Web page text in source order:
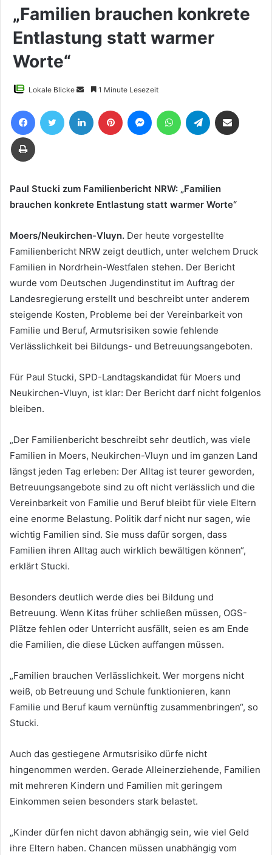
„Familien brauchen konkrete
Entlastung statt warmer
Worte“
Lokale Blicke
Sende
eine
E-
1 Minute Lesezeit
FacebookTwitter LinkedIn Pinterest MessengerWhatsAppTelegram
Drucken
Paul Stucki zum Familienbericht NRW: „Familien
brauchen konkrete Entlastung statt warmer Worte“
Moers/Neukirchen-Vluyn. Der heute vorgestellte
Familienbericht NRW zeigt deutlich, unter welchem Druck
Familien in Nordrhein-Westfalen stehen. Der Bericht
wurde vom Deutschen Jugendinstitut im Auftrag der
Landesregierung erstellt und beschreibt unter anderem
steigende Kosten, Probleme bei der Vereinbarkeit von
Familie und Beruf, Armutsrisiken sowie fehlende
Verlässlichkeit bei Bildungs- und Betreuungsangeboten.
Für Paul Stucki, SPD-Landtagskandidat für Moers und
Neukirchen-Vluyn, ist klar: Der Bericht darf nicht folgenlos
bleiben.
„Der Familienbericht beschreibt sehr deutlich, was viele
Familien in Moers, Neukirchen-Vluyn und im ganzen Land
längst jeden Tag erleben: Der Alltag ist teurer geworden,
Betreuungsangebote sind zu oft nicht verlässlich und die
Vereinbarkeit von Familie und Beruf bleibt für viele Eltern
eine enorme Belastung. Politik darf nicht nur sagen, wie
wichtig Familien sind. Sie muss dafür sorgen, dass
Familien ihren Alltag auch wirklich bewältigen können“,
erklärt Stucki.
Besonders deutlich werde dies bei Bildung und
Betreuung. Wenn Kitas früher schließen müssen, OGS-
Plätze fehlen oder Unterricht ausfällt, seien es am Ende
die Familien, die diese Lücken auffangen müssen.
„Familien brauchen Verlässlichkeit. Wer morgens nicht
weiß, ob Betreuung und Schule funktionieren, kann
Familie und Beruf kaum vernünftig zusammenbringen“, so
Stucki.
Auch das gestiegene Armutsrisiko dürfe nicht
hingenommen werden. Gerade Alleinerziehende, Familien
mit mehreren Kindern und Familien mit geringem
Einkommen seien besonders stark belastet.
„Kinder dürfen nicht davon abhängig sein, wie viel Geld
ihre Eltern haben. Chancen müssen unabhängig vom